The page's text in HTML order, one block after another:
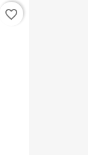
favorite_border